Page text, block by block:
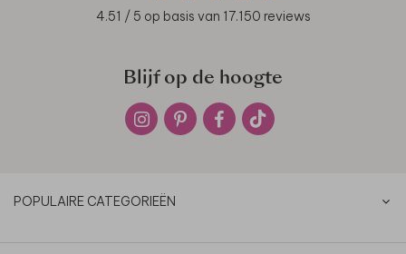
4.51 / 5 op basis van 17.150 reviews
Blijf op de hoogte
POPULAIRE CATEGORIEËN